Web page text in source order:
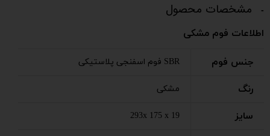
مشخصات محصول
اطلاعات فوم مشکی
جنس فوم SBR فوم اسفنجی پلاستیکی
رنگ مشکی
سایز 293x 175 x 19